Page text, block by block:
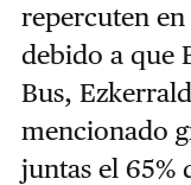
repercuten
debido a que
Bus,
mencionado
juntas el 65%